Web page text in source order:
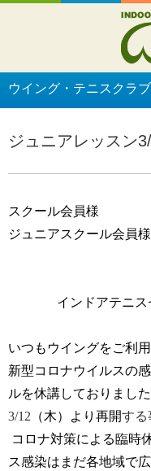
ウイング・テニスクラブ
ジュニアレッスン
スクール会員様
ジュニアスクール会員
インドアテニ
いつもウイングをご利
新型コロナウイルスの
ルを休講しておりました
3/12 （木）より再開する
コロナ対策による臨時
ス感染はまだ各地域で